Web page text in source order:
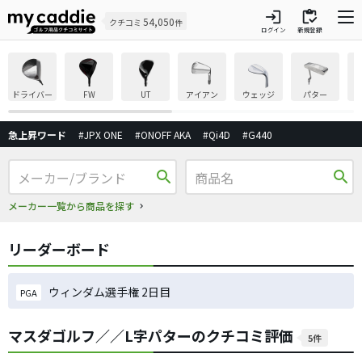
クチコミ 54,050件 login
ログイン
inventory
新規登録
ドライバー FW UT アイアン ウェッジ パター
急上昇ワード #JPX ONE #ONOFF AKA #Qi4D #G440
search
メーカー一覧から商品を探す
search
リーダーボード
PGA ウィンダム選手権 2日目
マスダゴルフ／／L字パターのクチコミ評価 5件